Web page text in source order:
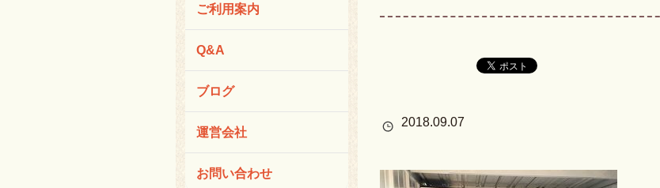
2018.09.07
ご利用案内
Q&A
ブログ
運営会社
お問い合わせ